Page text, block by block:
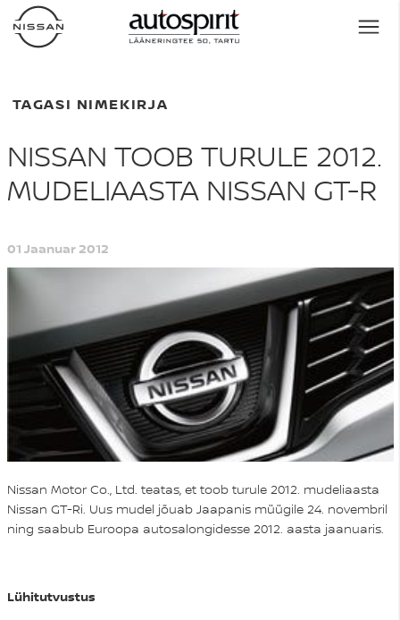
TAGASI NIMEKIRJA
NISSAN TOOB TURULE 2012.
MUDELIAASTA NISSAN GT-R
01 Jaanuar 2012
Nissan Motor Co., Ltd. teatas, et toob turule 2012. mudeliaasta
Nissan GT-Ri. Uus mudel jõuab Jaapanis müügile 24. novembril
ning saabub Euroopa autosalongidesse 2012. aasta jaanuaris.
Lühitutvustus